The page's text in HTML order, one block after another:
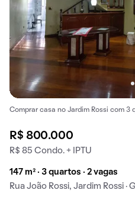
Comprar casa no Jardim Rossi com 3
R$ 800.000
R$ 85 Condo. + IPTU
147 m² · 3 quartos · 2 vagas
Rua João Rossi, Jardim Rossi ·